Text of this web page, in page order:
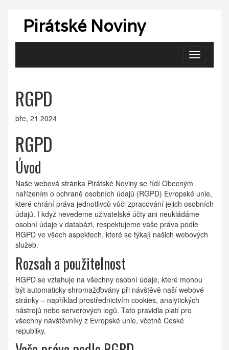
Pirátské Noviny
Zobrazit
navigaci
RGPD
bře, 21 2024
RGPD
Úvod
Naše webová stránka Pirátské Noviny se řídí Obecným
nařízením o ochraně osobních údajů (RGPD) Evropské unie,
které chrání práva jednotlivců vůči zpracování jejich osobních
údajů. I když nevedeme uživatelské účty ani neukládáme
osobní údaje v databázi, respektujeme vaše práva podle
RGPD ve všech aspektech, které se týkají našich webových
služeb.
Rozsah a použitelnost
RGPD se vztahuje na všechny osobní údaje, které mohou
být automaticky shromažďovány při návštěvě naší webové
stránky – například prostřednictvím cookies, analytických
nástrojů nebo serverových logů. Tato pravidla platí pro
všechny návštěvníky z Evropské unie, včetně České
republiky.